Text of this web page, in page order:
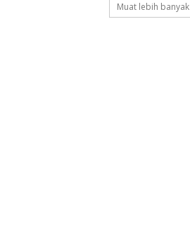
Muat lebih banyak